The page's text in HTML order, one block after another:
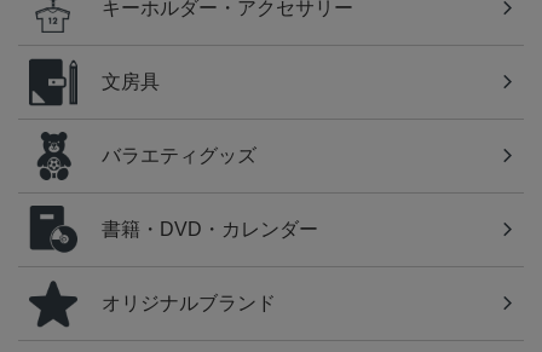
キーホルダー・アクセサリー
文房具
バラエティグッズ
書籍・DVD・カレンダー
オリジナルブランド